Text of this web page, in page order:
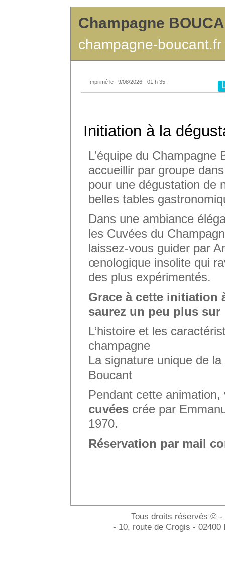
Champagne
champagne-boucant.fr
Imprimé le : 9/08/2026 - 01 h 35.
Initiation à la
L’équipe du
accueillir par groupe
pour une dégustation de
belles tables
Dans une ambiance
les Cuvées du
laissez-vous guider par
œnologique insolite qui
des plus expérimentés.
Grace à cette initiation
saurez un peu plus sur
L’histoire et les
champagne
La signature unique de
Boucant
Pendant cette
cuvées crée par
1970.
Réservation par mail
Tous droits réservés © -
- 10, route de Crogis - 02400